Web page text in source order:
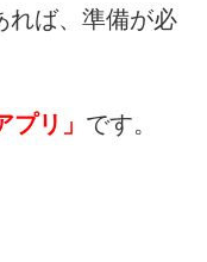
れば、準備が必
プリ」 です。